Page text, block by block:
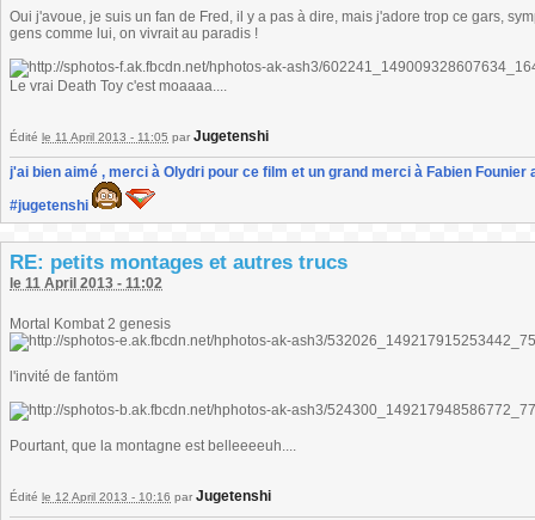
Oui j'avoue, je suis un fan de Fred, il y a pas à dire, mais j'adore trop ce gars,
gens comme lui, on vivrait au paradis !
Le vrai Death Toy c'est moaaaa....
Édité le 11 April 2013 - 11:05 par Jugetenshi
j'ai bien aimé , merci à Olydri pour ce film et un grand merci à Fabien
#jugetenshi
RE: petits montages et autres trucs
le 11 April 2013 - 11:02
Mortal Kombat 2 genesis
l'invité de fantöm
Pourtant, que la montagne est belleeeeuh....
Édité le 12 April 2013 - 10:16 par Jugetenshi